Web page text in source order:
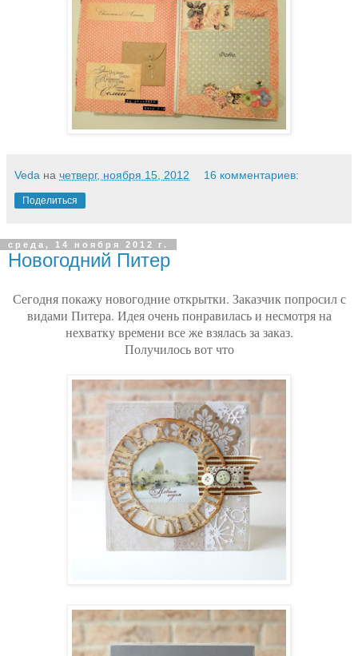
Veda на четверг, ноября 15, 2012 16 комментариев:
Поделиться
среда, 14 ноября 2012 г.
Новогодний Питер
Сегодня покажу новогодние открытки. Заказчик попросил с
видами Питера. Идея очень понравилась и несмотря на
нехватку времени все же взялась за заказ.
Получилось вот что